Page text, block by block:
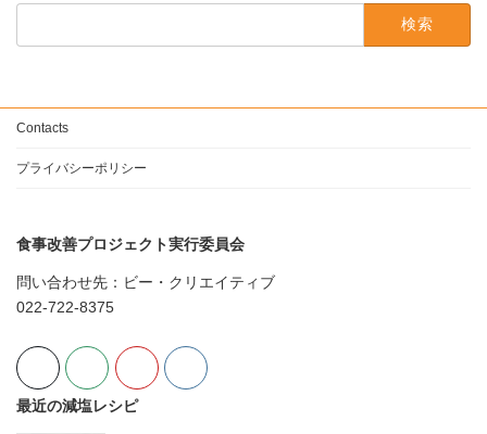
検
Contacts
プライバシーポリシー
食事改善プロジェクト実行委員会
問い合わせ先：ビー・クリエイティブ
022-722-8375
最近の減塩レシピ